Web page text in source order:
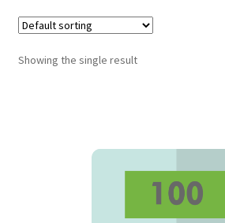
Дотоод журмын багц
Журмууд​
Нягтлан бодох бүртгэл
Санхүүгийн анхан шатны баримтуудын
Showing the single result